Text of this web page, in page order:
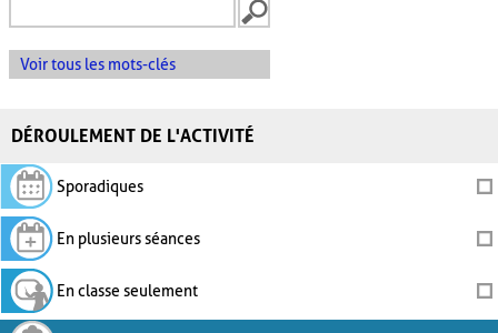
Voir tous les mots-clés
DÉROULEMENT DE L'ACTIVITÉ
Sporadiques
En plusieurs séances
En classe seulement